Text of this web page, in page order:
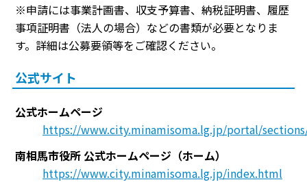
※申請には事業計画書、収支予算書、納税証明書、履歴
事項証明書（法人の場合）などの書類が必要となりま
す。詳細は公募要領等をご確認ください。
公式サイト
公式ホームページ
https://www.city.minamisoma.lg.jp/portal/
南相馬市役所 公式ホームページ（ホーム）
https://www.city.minamisoma.lg.jp/index.html